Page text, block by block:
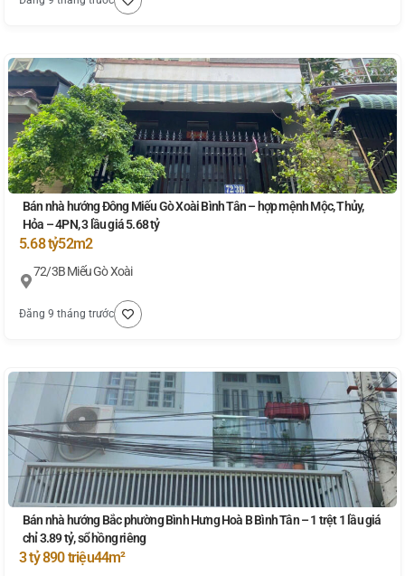
Bán nhà hướng Đông Miếu Gò Xoài Bình Tân – hợp mệnh Mộc, Thủy,
Hỏa – 4PN, 3 lầu giá 5.68 tỷ
5.68 tỷ52m2
72/3B Miếu Gò Xoài
Đăng 9 tháng trước
Bán nhà hướng Bắc phường Bình Hưng Hoà B Bình Tân – 1 trệt 1 lầu giá
chỉ 3.89 tỷ, sổ hồng riêng
3 tỷ 890 triệu44m²